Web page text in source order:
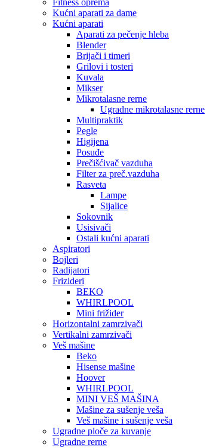
Fitness oprema
Kućni aparati za dame
Kućni aparati
Aparati za pečenje hleba
Blender
Brijači i timeri
Grilovi i tosteri
Kuvala
Mikser
Mikrotalasne rerne
Ugradne mikrotalasne rerne
Multipraktik
Pegle
Higijena
Posuđe
Prečišćivač vazduha
Filter za preč.vazduha
Rasveta
Lampe
Sijalice
Sokovnik
Usisivači
Ostali kućni aparati
Aspiratori
Bojleri
Radijatori
Frizideri
BEKO
WHIRLPOOL
Mini frižider
Horizontalni zamrzivači
Vertikalni zamrzivači
Veš mašine
Beko
Hisense mašine
Hoover
WHIRLPOOL
MINI VEŠ MAŠINA
Mašine za sušenje veša
Veš mašine i sušenje veša
Ugradne ploče za kuvanje
Ugradne rerne